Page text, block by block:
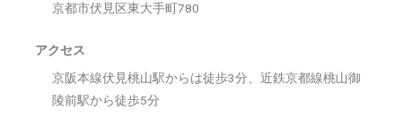
京都市伏見区東大手町780
アクセス
京阪本線伏見桃山駅からは徒歩3分、近鉄京都線桃山御
陵前駅から徒歩5分